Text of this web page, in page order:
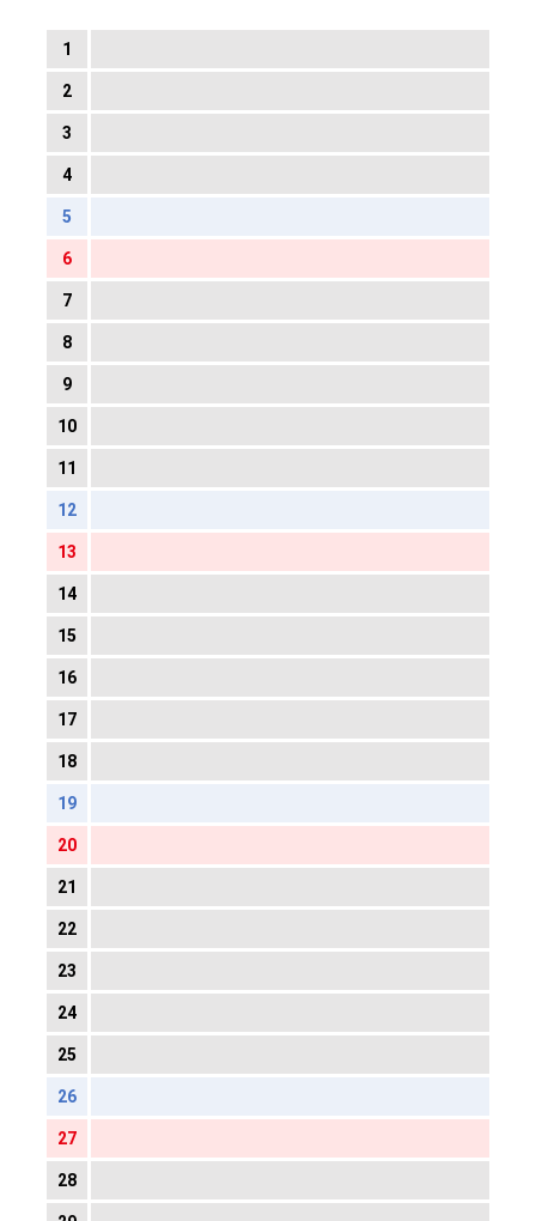
1
2
3
4
5
6
7
8
9
10
11
12
13
14
15
16
17
18
19
20
21
22
23
24
25
26
27
28